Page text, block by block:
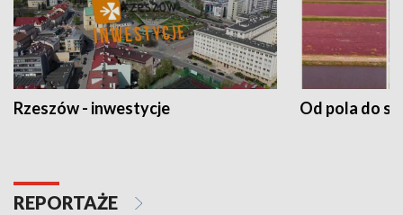
Rzeszów - inwestycje Od pola do
REPORTAŻE